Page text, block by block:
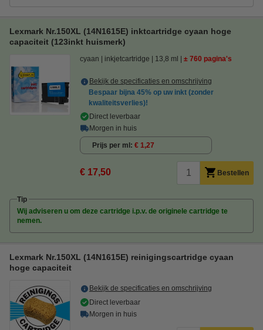
Lexmark Nr.150XL (14N1615E) inktcartridge cyaan hoge
capaciteit (123inkt huismerk)
cyaan inkjetcartridge 13,8 ml ± 760 pagina's
Bekijk de specificaties en omschrijving
Bespaar bijna 45% op uw inkt (zonder
kwaliteitsverlies)!
Direct leverbaar
Morgen in huis
Prijs per ml € 1,27
€ 17,50 Bestellen
Tip
Wij adviseren u om deze cartridge i.p.v. de originele cartridge te
nemen.
Lexmark Nr.150XL (14N1615E) reinigingscartridge cyaan
hoge capaciteit
Bekijk de specificaties en omschrijving
Direct leverbaar
Morgen in huis